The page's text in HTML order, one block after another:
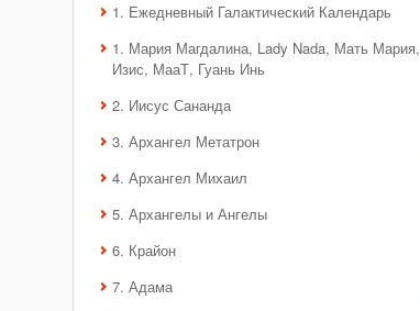
1. Ежедневный Галактический Календарь
1. Мария Магдалина, Lady Nada, Мать Мария,
Изис, МааТ, Гуань Инь
2. Иисус Сананда
3. Архангел Метатрон
4. Архангел Михаил
5. Архангелы и Ангелы
6. Крайон
7. Адама